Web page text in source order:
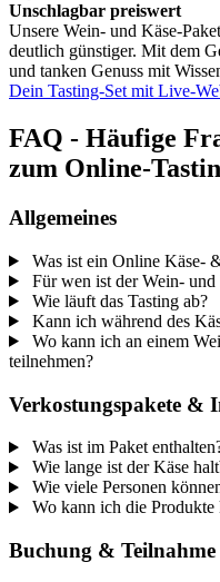
Unschlagbar preiswert
Unsere Wein- und Käse-
deutlich günstiger. Mit dem
und tanken Genuss mit
Dein Tasting-Set mit Live-
FAQ - Häufige
zum Online-
Allgemeines
Was ist ein Online Käse-
Für wen ist der Wein-
Wie läuft das Tasting ab?
Kann ich während des
Wo kann ich an einem
teilnehmen?
Verkostungspakete &
Was ist im Paket
Wie lange ist der Käse
Wie viele Personen
Wo kann ich die Produkte
Buchung & Teilnahme